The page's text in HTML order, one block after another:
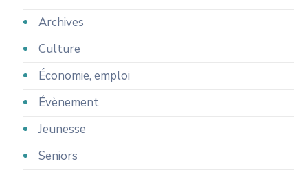
Archives
Culture
Économie, emploi
Évènement
Jeunesse
Seniors